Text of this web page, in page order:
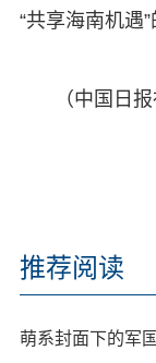
“共享海南机遇”
（中国日
推荐阅读
萌系封面下的军